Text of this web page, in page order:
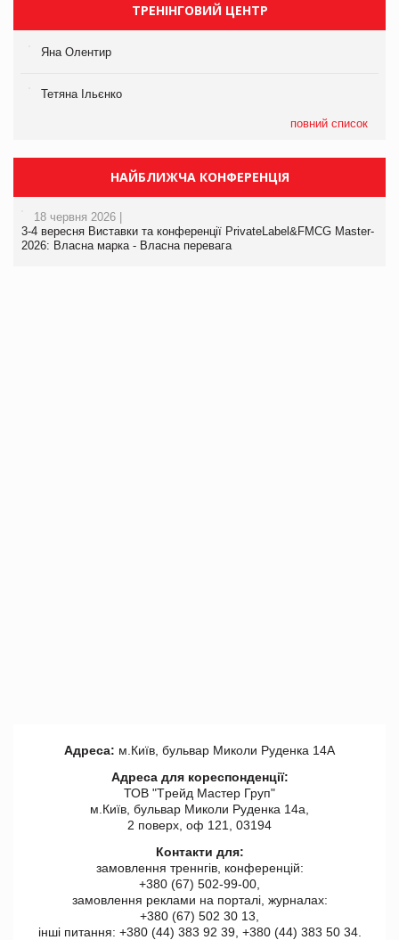
ТРЕНІНГОВИЙ ЦЕНТР
Яна Олентир
Тетяна Ільєнко
повний список
НАЙБЛИЖЧА КОНФЕРЕНЦІЯ
18 червня 2026 |
3-4 вересня Виставки та конференції PrivateLabel&FMCG Master-
2026: Власна марка - Власна перевага
Адреса: м.Київ, бульвар Миколи Руденка 14А
Адреса для кореспонденції:
ТОВ "Tрейд Мастер Груп"
м.Київ, бульвар Миколи Руденка 14а,
2 поверх, оф 121, 03194
Контакти для:
замовлення треннгів, конференцій:
+380 (67) 502-99-00,
замовлення реклами на порталі, журналах:
+380 (67) 502 30 13,
інші питання: +380 (44) 383 92 39, +380 (44) 383 50 34.